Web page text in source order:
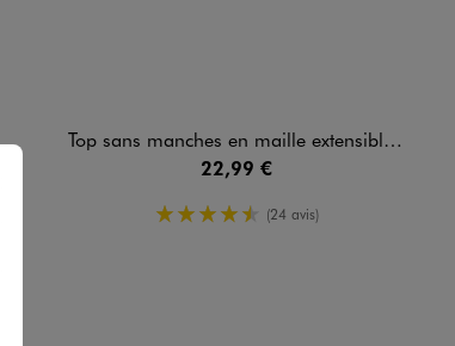
Top sans manches en maille extensible femme
22,99 €
4.5/5 de moyenne
(24 avis)